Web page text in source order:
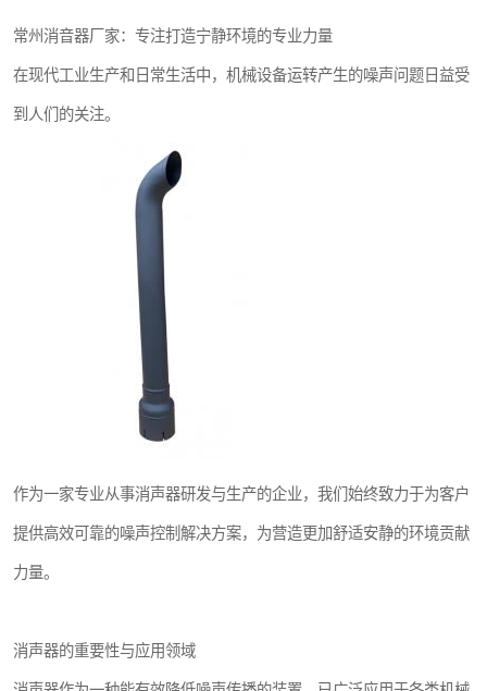
常州消音器厂家：专注打造宁静环境的专业力量
在现代工业生产和日常生活中，机械设备运转产生的噪声问题日益受
到人们的关注。
作为一家专业从事消声器研发与生产的企业，我们始终致力于为客户
提供高效可靠的噪声控制解决方案，为营造更加舒适安静的环境贡献
力量。
消声器的重要性与应用领域